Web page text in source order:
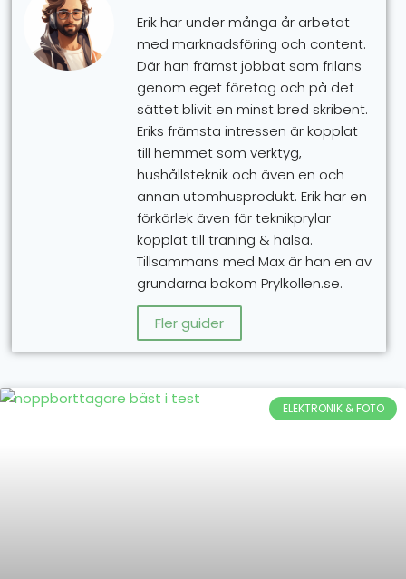
Erik har under många år arbetat
med marknadsföring och content.
Där han främst jobbat som frilans
genom eget företag och på det
sättet blivit en minst bred skribent.
Eriks främsta intressen är kopplat
till hemmet som verktyg,
hushållsteknik och även en och
annan utomhusprodukt. Erik har en
förkärlek även för teknikprylar
kopplat till träning & hälsa.
Tillsammans med Max är han en av
grundarna bakom Prylkollen.se.
Fler guider
ELEKTRONIK & FOTO